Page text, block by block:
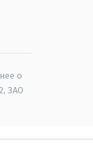
о
ЗАО